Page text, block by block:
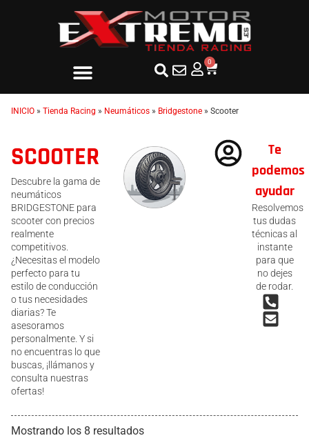
0
INICIO » Tienda Racing » Neumáticos » Bridgestone » Scooter
SCOOTER
Descubre la gama de
neumáticos
BRIDGESTONE para
scooter con precios
realmente
competitivos.
¿Necesitas el modelo
perfecto para tu
estilo de conducción
o tus necesidades
diarias? Te
asesoramos
personalmente. Y si
no encuentras lo que
buscas, ¡llámanos y
consulta nuestras
ofertas!
Te
podemos
ayudar
Resolvemos
tus dudas
técnicas al
instante
para que
no dejes
de rodar.
Mostrando los 8 resultados